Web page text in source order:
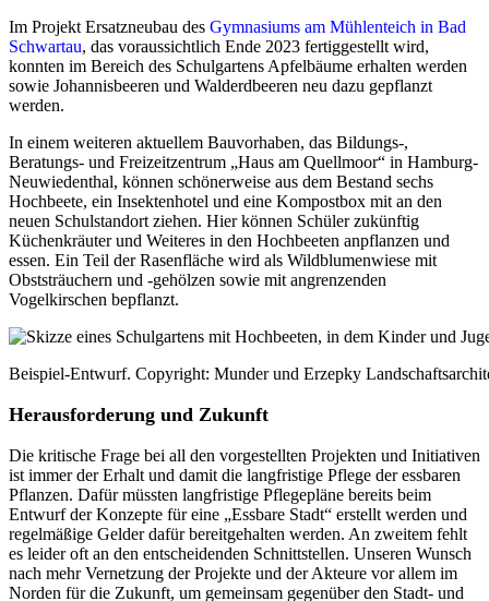
Im Projekt Ersatzneubau des Gymnasiums am Mühlenteich in Bad
Schwartau, das voraussichtlich Ende 2023 fertiggestellt wird,
konnten im Bereich des Schulgartens Apfelbäume erhalten werden
sowie Johannisbeeren und Walderdbeeren neu dazu gepflanzt
werden.
In einem weiteren aktuellem Bauvorhaben, das Bildungs-,
Beratungs- und Freizeitzentrum „Haus am Quellmoor“ in Hamburg-
Neuwiedenthal, können schönerweise aus dem Bestand sechs
Hochbeete, ein Insektenhotel und eine Kompostbox mit an den
neuen Schulstandort ziehen. Hier können Schüler zukünftig
Küchenkräuter und Weiteres in den Hochbeeten anpflanzen und
essen. Ein Teil der Rasenfläche wird als Wildblumenwiese mit
Obststräuchern und -gehölzen sowie mit angrenzenden
Vogelkirschen bepflanzt.
Beispiel-Entwurf. Copyright: Munder und Erzepky
Herausforderung und Zukunft
Die kritische Frage bei all den vorgestellten Projekten und Initiativen
ist immer der Erhalt und damit die langfristige Pflege der essbaren
Pflanzen. Dafür müssten langfristige Pflegepläne bereits beim
Entwurf der Konzepte für eine „Essbare Stadt“ erstellt werden und
regelmäßige Gelder dafür bereitgehalten werden. An zweitem fehlt
es leider oft an den entscheidenden Schnittstellen. Unseren Wunsch
nach mehr Vernetzung der Projekte und der Akteure vor allem im
Norden für die Zukunft, um gemeinsam gegenüber den Stadt- und